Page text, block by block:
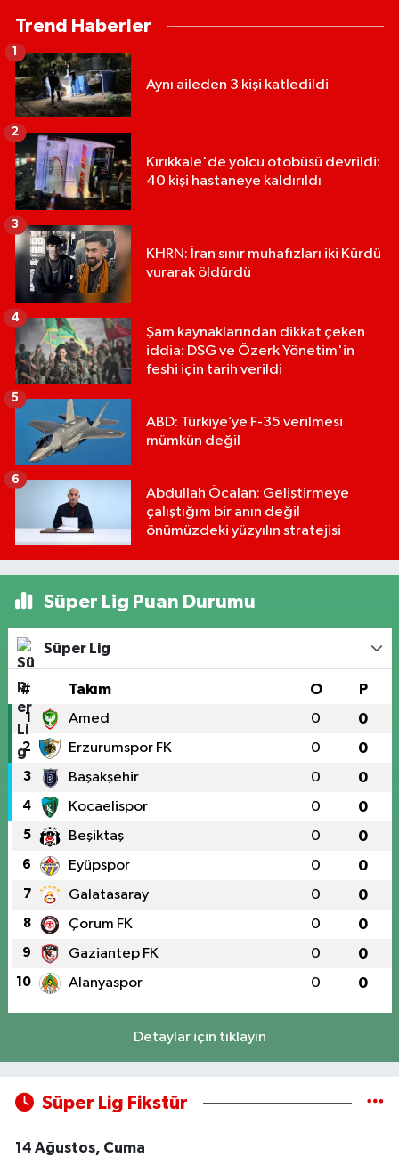
Trend Haberler
Aynı aileden 3 kişi katledildi
Kırıkkale'de yolcu otobüsü devrildi:
40 kişi hastaneye kaldırıldı
2
KHRN: İran sınır muhafızları iki Kürdü
vurarak öldürdü
3
Şam kaynaklarından dikkat çeken
iddia: DSG ve Özerk Yönetim'in
feshi için tarih verildi
4
ABD: Türkiye’ye F-35 verilmesi
mümkün değil
5
Abdullah Öcalan: Geliştirmeye
çalıştığım bir anın değil
önümüzdeki yüzyılın stratejisi
6
Süper Lig Puan Durumu
Süper Lig
# Takım O P
1 Amed 0 0
2 Erzurumspor FK 0 0
3 Başakşehir 0 0
4 Kocaelispor 0 0
5 Beşiktaş 0 0
6 Eyüpspor 0 0
7 Galatasaray 0 0
8 Çorum FK 0 0
9 Gaziantep FK 0 0
10 Alanyaspor 0 0
Detaylar için tıklayın
Süper Lig Fikstür
14 Ağustos, Cuma